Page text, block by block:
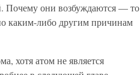
Почему они возбуждаются — то
каким-либо другим причинам
хотя атом не является